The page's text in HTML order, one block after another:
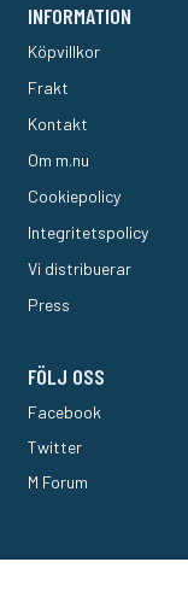
INFORMATION
Köpvillkor
Frakt
Kontakt
Om m.nu
Cookiepolicy
Integritetspolicy
Vi distribuerar
Press
FÖLJ OSS
Facebook
Twitter
M Forum